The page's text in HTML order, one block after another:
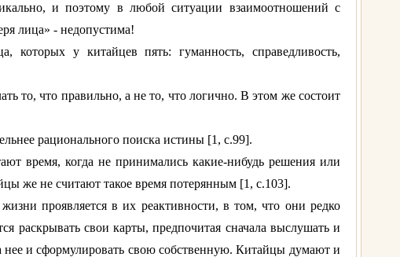
и поэтому в любой ситуации взаимоотношений с
лица» - недопустима!
которых у китайцев пять: гуманность, справедливость,
то, что правильно, а не то, что логично. В этом же состоит
рационального поиска истины [1, с.99].
время, когда не принимались какие-нибудь решения или
же не считают такое время потерянным [1, с.103].
проявляется в их реактивности, в том, что они редко
раскрывать свои карты, предпочитая сначала выслушать и
нее и сформулировать свою собственную. Китайцы думают и